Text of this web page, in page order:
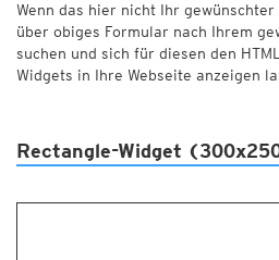
Wenn das hier nicht Ihr
über obiges Formular nach Ihrem
suchen und sich für diesen den
Widgets in Ihre Webseite anzeigen
Rectangle-Widget